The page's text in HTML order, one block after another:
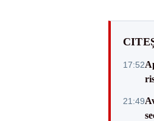
17:52
21:49